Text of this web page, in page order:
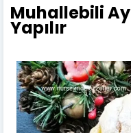
Muhallebili
Yapılır